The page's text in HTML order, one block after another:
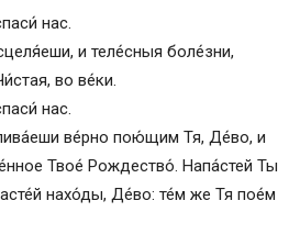
нас.
и теле́сныя боле́зни,
во ве́ки.
нас.
ве́рно пою́щим Тя, Де́во, и
Твое́ Рождество́. Напа́стей Ты
нахо́ды, Де́во: те́м же Тя пое́м